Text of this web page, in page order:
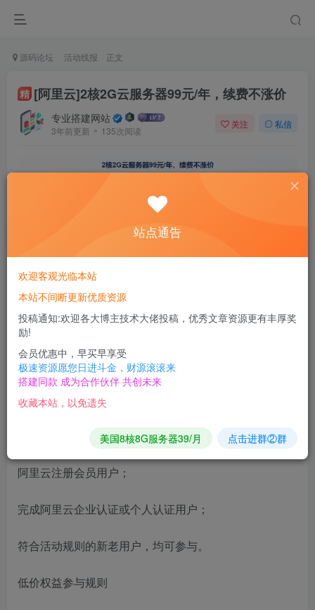
源码论坛 活动线报 正文
精 [阿里云]2核2G云服务器99元/年，续费不涨价
专业搭建网站
3年前更新 135次阅读
关注 私信
活动时间：2023年10月31日0点0分0秒至2026年3月31
日23点59分59秒。
活动对象
满足以下全部条件的阿里云用户：
阿里云注册会员用户；
完成阿里云企业认证或个人认证用户；
符合活动规则的新老用户，均可参与。
低价权益参与规则
站点通告
欢迎客观光临本站
本站不间断更新优质资源
投稿通知:欢迎各大博主技术大佬投稿，优秀文章资源更有丰厚奖
励!
会员优惠中，早买早享受
极速资源愿您日进斗金，财源滚滚来
搭建同款 成为合作伙伴 共创未来
收藏本站，以免遗失
美国8核8G服务器39/月 点击进群②群